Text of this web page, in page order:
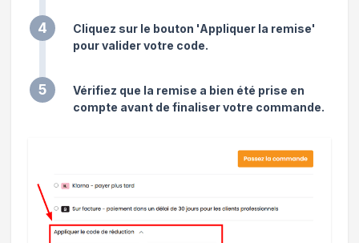
4
Cliquez sur le bouton 'Appliquer la remise'
pour valider votre code.
5
Vérifiez que la remise a bien été prise en
compte avant de finaliser votre commande.